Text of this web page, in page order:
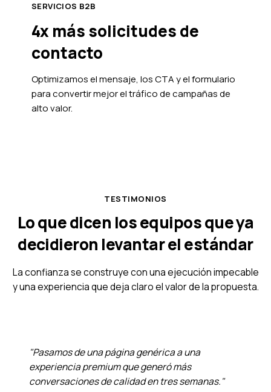
SERVICIOS B2B
4x más solicitudes de
contacto
Optimizamos el mensaje, los CTA y el formulario
para convertir mejor el tráfico de campañas de
alto valor.
TESTIMONIOS
Lo que dicen los equipos que ya
decidieron levantar el estándar
La confianza se construye con una ejecución impecable
y una experiencia que deja claro el valor de la propuesta.
"Pasamos de una página genérica a una
experiencia premium que generó más
conversaciones de calidad en tres semanas."